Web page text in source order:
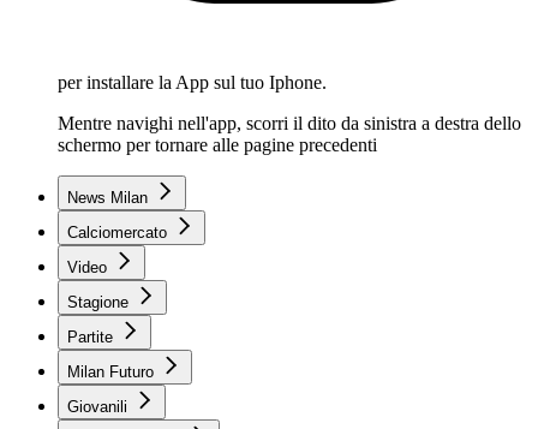
per installare la App sul tuo Iphone.
Mentre navighi nell'app, scorri il dito da sinistra a destra dello
schermo per tornare alle pagine precedenti
News Milan
Calciomercato
Video
Stagione
Partite
Milan Futuro
Giovanili